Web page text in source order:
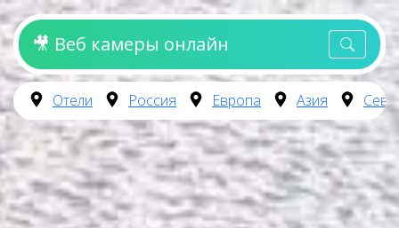
🎥 Веб камеры онлайн
Отели Россия Европа Азия